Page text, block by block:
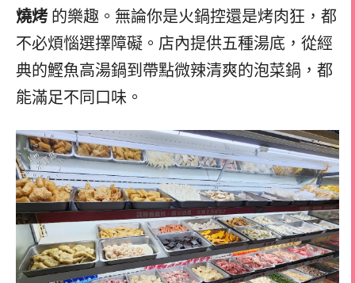
燒烤 的樂趣。無論你是火鍋控還是烤肉狂，都
不必煩惱選擇障礙。店內提供五種湯底，從經
典的鰹魚高湯鍋到帶點微辣清爽的泡菜鍋，都
能滿足不同口味。